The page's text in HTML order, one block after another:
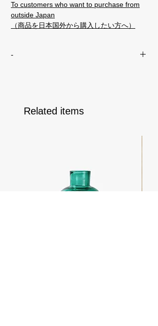
To customers who want to purchase from
outside Japan
（商品を日本国外から購入したい方へ）
-
Related items